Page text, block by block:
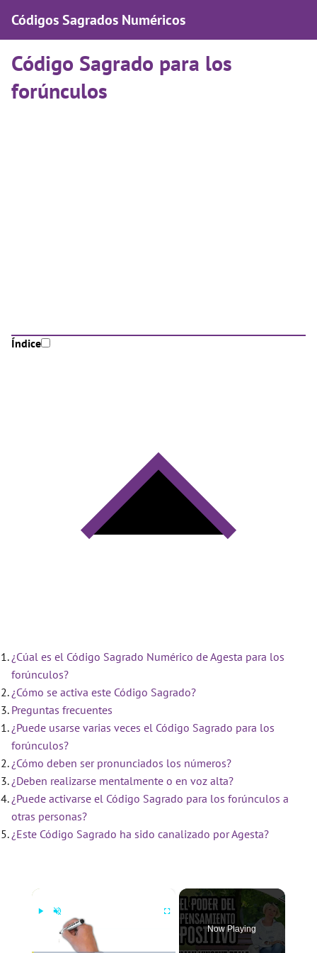
Códigos Sagrados Numéricos
Código Sagrado para los
forúnculos
Índice
¿Cúal es el Código Sagrado Numérico de Agesta para los
forúnculos?
¿Cómo se activa este Código Sagrado?
Preguntas frecuentes
¿Puede usarse varias veces el Código Sagrado para los
forúnculos?
¿Cómo deben ser pronunciados los números?
¿Deben realizarse mentalmente o en voz alta?
¿Puede activarse el Código Sagrado para los forúnculos a
otras personas?
¿Este Código Sagrado ha sido canalizado por Agesta?
Now Playing